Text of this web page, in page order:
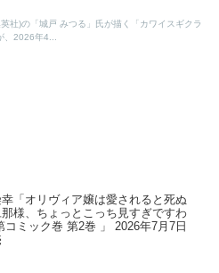
社)の「城戸 みつる」氏が描く「カワイスギクラ
、2026年4...
「オリヴィア嬢は愛されると死ぬ
那様、ちょっとこっち見すぎですわ
コミック巻 第2巻 」 2026年7月7日